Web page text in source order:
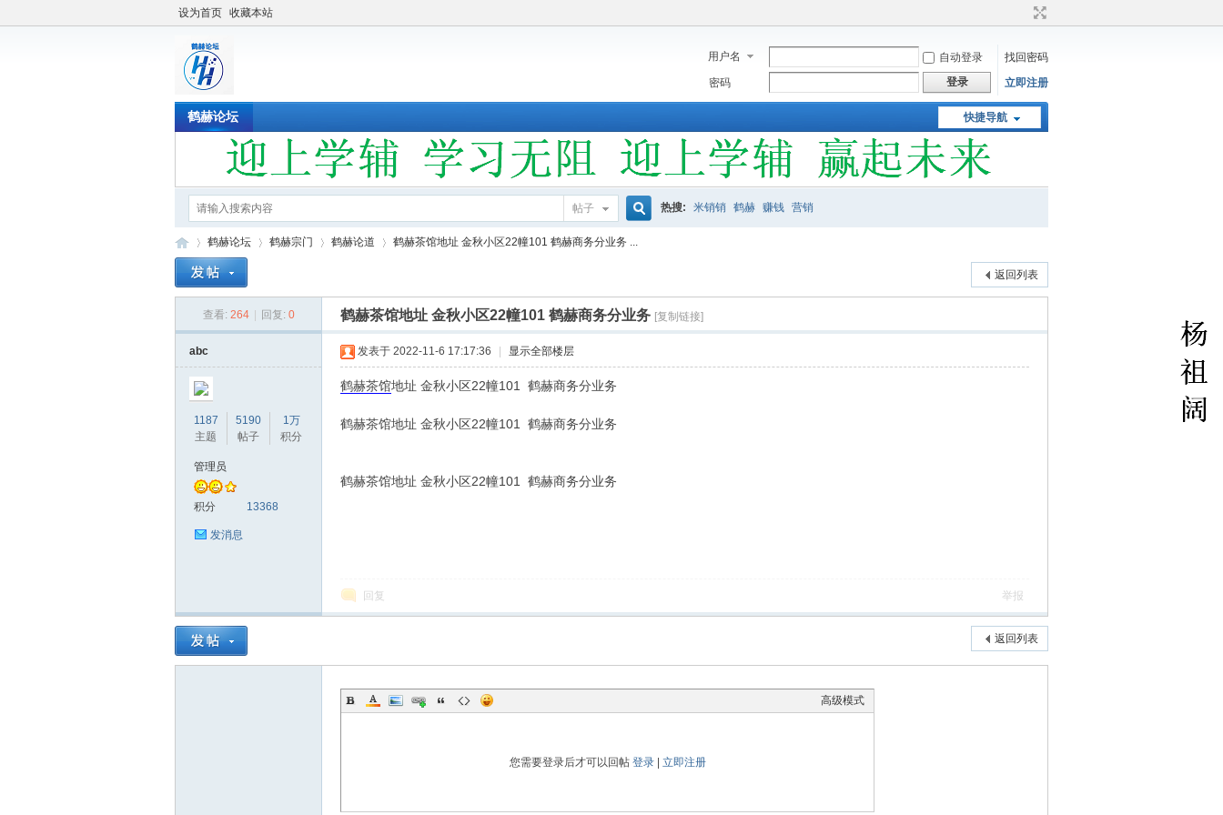
设为首页 收藏本站
用户名 自动登录
找回密码
密码
登录 立即注册
快捷导航
鹤赫论坛
帖子
索
热搜: 米销销 鹤赫 赚钱 营销
鹤赫论坛 鹤赫宗门 鹤赫论道
›
鹤赫茶馆地址 金秋小区22幢101 鹤赫商务分业务 ...
返回列表
查看: 264 回复: 0 鹤赫茶馆地址 金秋小区22幢101 鹤赫商务分业务 [复制链接]
abc
1187
主题
5190
帖子
1万
积分
管理员
积分 13368
发消息
发表于 2022-11-6 17:17:36 显示全部楼层
鹤赫茶馆地址 金秋小区22幢101 鹤赫商务分业务
鹤赫茶馆地址 金秋小区22幢101 鹤赫商务分业务
鹤赫茶馆地址 金秋小区22幢101 鹤赫商务分业务
回复 举报
返回列表
高级模式
您需要登录后才可以回帖 登录| 立即注册